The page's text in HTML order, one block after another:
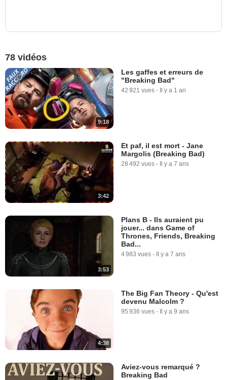
78 vidéos
9:18
Les gaffes et erreurs de
"Breaking Bad"
42 921 vues - Il y a 1 an
3:42
Et paf, il est mort - Jane
Margolis (Breaking Bad)
28 492 vues - Il y a 7 ans
3:53
Plans B - Ils auraient pu
jouer... dans Game of
Thrones, Friends, Breaking
Bad...
4 983 vues - Il y a 7 ans
4:38
The Big Fan Theory - Qu'est
devenu Malcolm ?
95 936 vues - Il y a 9 ans
Aviez-vous remarqué ?
Breaking Bad